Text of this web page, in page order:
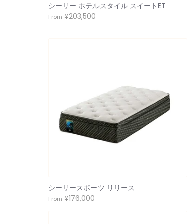
シーリー ホテルスタイル スイートET
From ¥203,500
シーリースポーツ リリース
From ¥176,000